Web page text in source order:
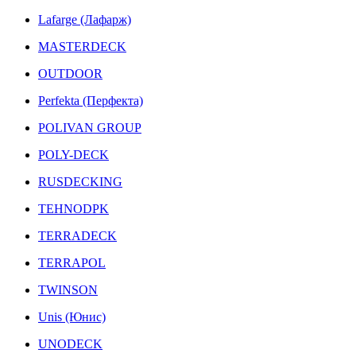
Lafarge (Лафарж)
MASTERDECK
OUTDOOR
Perfekta (Перфекта)
POLIVAN GROUP
POLY-DECK
RUSDECKING
TEHNODPK
TERRADECK
TERRAPOL
TWINSON
Unis (Юнис)
UNODECK